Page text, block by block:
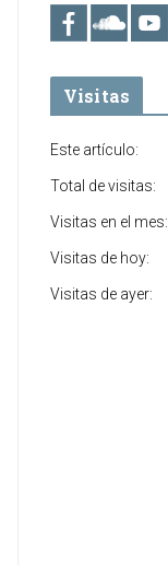
Visitas
Este artículo:
Total de visitas:
Visitas en el mes:
Visitas de hoy:
Visitas de ayer: